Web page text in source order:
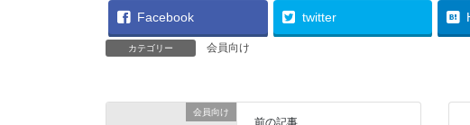
Facebook twitter
カテゴリー 会員向け
会員向け
前の記事